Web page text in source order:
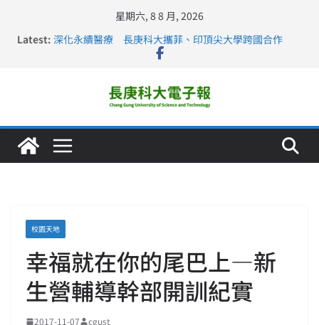
星期六, 8 8 月, 2026
Latest: 深化永續醫療 長庚科大攜菲、印頂尖大學跨國合作
長庚科大訪凱瑟醫療集團、美容學校收穫豐
仁德醫專與長庚科大締結策略聯盟 培育護理尖兵
長庚科大連四年穩居《遠見》醫學大學第5名 辦學實力再
校園天地
幸福就在你的尾巴上—新
生營輔導幹部開訓紀實
2017-11-07 cgust